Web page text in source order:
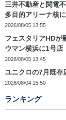
三井不動産と関電
多目的アリーナ核
2026/08/05 13:55
フェスタリアHD
ウマン横浜に1号店
2026/08/05 13:45
ユニクロの7月既
2026/08/04 15:50
ランキング